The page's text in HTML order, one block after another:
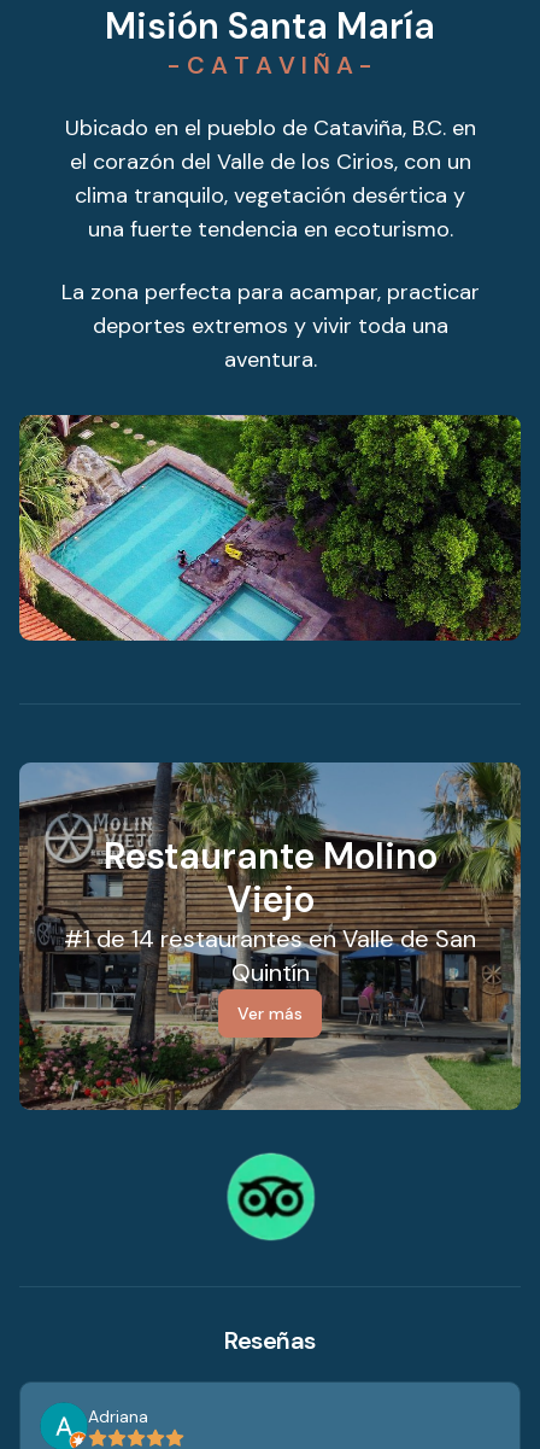
Misión Santa María
- C A T A V I Ñ A -
Ubicado en el pueblo de Cataviña, B.C. en
el corazón del Valle de los Cirios, con un
clima tranquilo, vegetación desértica y
una fuerte tendencia en ecoturismo.
La zona perfecta para acampar, practicar
deportes extremos y vivir toda una
aventura.
Restaurante Molino
Viejo
#1 de 14 restaurantes en Valle de San
Quintín
Ver más
Reseñas
Adriana